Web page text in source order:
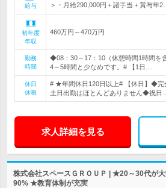
給与
＞・月給290,000円＋諸手当＋賞与年2…
初年度
年収
460万円～470万円
勤務
時間
◆08：30～17：10（休憩時間1時間を
4～5時間と少なめです。# 【1日…
休日
休暇
# ★年間休日120日以上# 【休日】◆
土日出勤はほとんどありません◆祝日…
求人詳細を見る
株式会社スペースＧＲＯＵＰ | ★20～30代が
90% ★教育体制が充実